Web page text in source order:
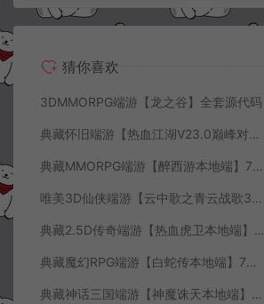
猜你喜欢
3DMMORPG端游【龙之谷】全套源代码
典藏怀旧端游【热血江湖V23.0巅峰对决】7月最新整理Win一键服务端+GS源码+百宝阁+在线GM工具+PC客户端+详细搭建教程
典藏MMORPG端游【醉西游本地端】7月最新整理Win一键服务端+GM授权后台+PC客户端+详细搭建教程
唯美3D仙侠端游【云中歌之青云战歌3D本地端】7月最新整理Win一键服务端+GM工具+PC客户端+详细搭建教程
典藏2.5D传奇端游【热血虎卫本地端】7月最新整理Win一键服务端+充值教程+PC客户端+详细搭建教程
典藏魔幻RPG端游【白蛇传本地端】7月最新整理Win一键服务端+GM工具+PC客户端+详细搭建教程
典藏神话三国端游【神魔诛天本地端】7月最新整理Win一键服务端+充值教程+PC客户端+详细搭建教程